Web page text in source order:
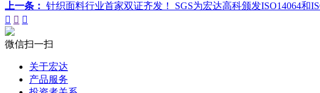
上一条： 针织面料行业首家双证齐发！ SGS为宏达高科颁发ISO14064和
  
微信扫一扫
关于宏达
产品服务